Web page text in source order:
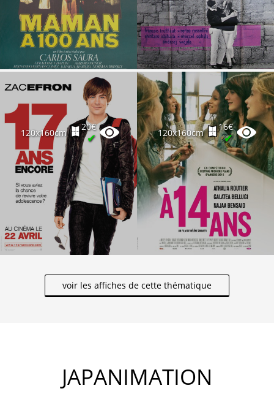
120x160cm
20€
✔ 120x160cm
16€
✔
voir les affiches de cette thématique
JAPANIMATION